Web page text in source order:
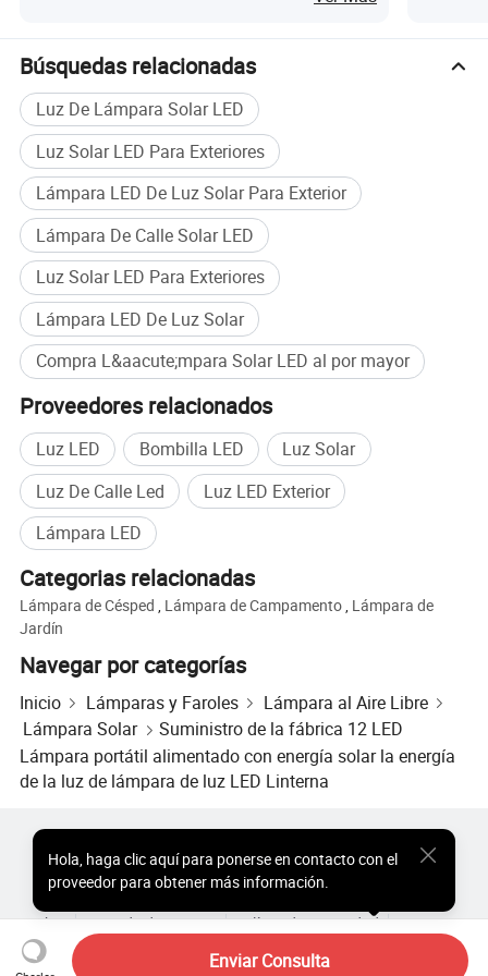
Búsquedas relacionadas
Luz De Lámpara Solar LED
Luz Solar LED Para Exteriores
Lámpara LED De Luz Solar Para Exterior
Lámpara De Calle Solar LED
Luz Solar LED Para Exteriores
Lámpara LED De Luz Solar
Compra L&aacute;mpara Solar LED al por mayor
Proveedores relacionados
Luz LED Bombilla LED
Luz Solar
Luz De Calle Led
Luz LED Exterior
Lámpara LED
Categorias relacionadas
Lámpara de Césped , Lámpara de Campamento, Lámpara de
Jardín
Navegar por categorías
Inicio Lámparas y Faroles
Lámpara al Aire Libre
Lámpara Solar
Suministro de la fábrica 12 LED
Lámpara portátil alimentado con energía solar la energía
de la luz de lámpara de luz LED Linterna
Enviar Consulta
Hola, haga clic aquí para ponerse en contacto con el
proveedor para obtener más información.
Precio de Productos Populares
Productos Populares al por Mayor
Comprador de Estrella
Sobre
Acuerdo de Usuario Política de Privacidad
Contacto
Copyright © 2026 Focus Technology Co., Ltd. All Rights Reserved